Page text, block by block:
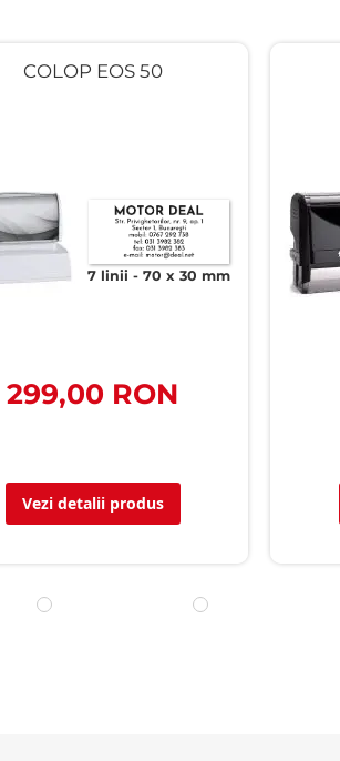
COLOP EOS 50
7 linii 70 x 30 mm
299,00 RON
Vezi detalii produs